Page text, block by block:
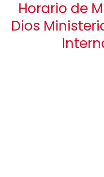
Horario de
Dios